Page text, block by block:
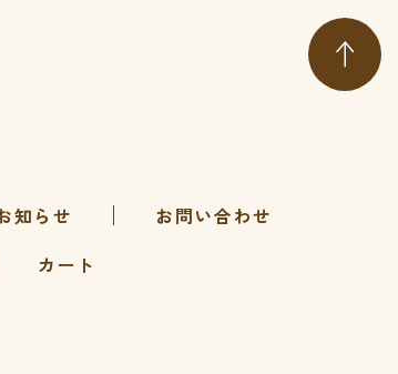
知らせ お問い合わせ
カート